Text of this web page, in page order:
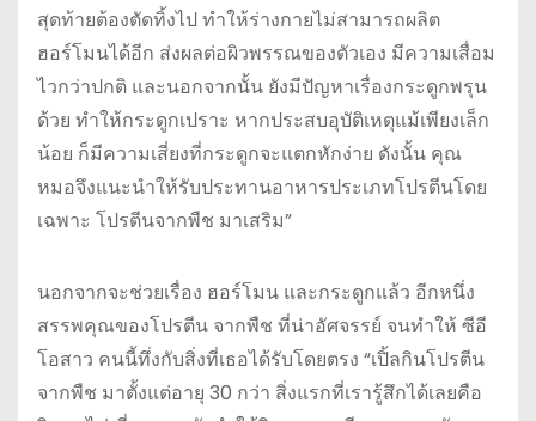
สุดท้ายต้องตัดทิ้งไป ทำให้ร่างกายไม่สามารถผลิต
ฮอร์โมนได้อีก ส่งผลต่อผิวพรรณของตัวเอง มีความเสื่อม
ไวกว่าปกติ และนอกจากนั้น ยังมีปัญหาเรื่องกระดูกพรุน
ด้วย ทำให้กระดูกเปราะ หากประสบอุบัติเหตุแม้เพียงเล็ก
น้อย ก็มีความเสี่ยงที่กระดูกจะแตกหักง่าย ดังนั้น คุณ
หมอจึงแนะนำให้รับประทานอาหารประเภทโปรตีนโดย
เฉพาะ โปรตีนจากพืช มาเสริม”
นอกจากจะช่วยเรื่อง ฮอร์โมน และกระดูกแล้ว อีกหนึ่ง
สรรพคุณของโปรตีน จากพืช ที่น่าอัศจรรย์ จนทำให้ ซีอี
โอสาว คนนี้ทึ่งกับสิ่งที่เธอได้รับโดยตรง “เปิ้ลกินโปรตีน
จากพืช มาตั้งแต่อายุ 30 กว่า สิ่งแรกที่เรารู้สึกได้เลยคือ